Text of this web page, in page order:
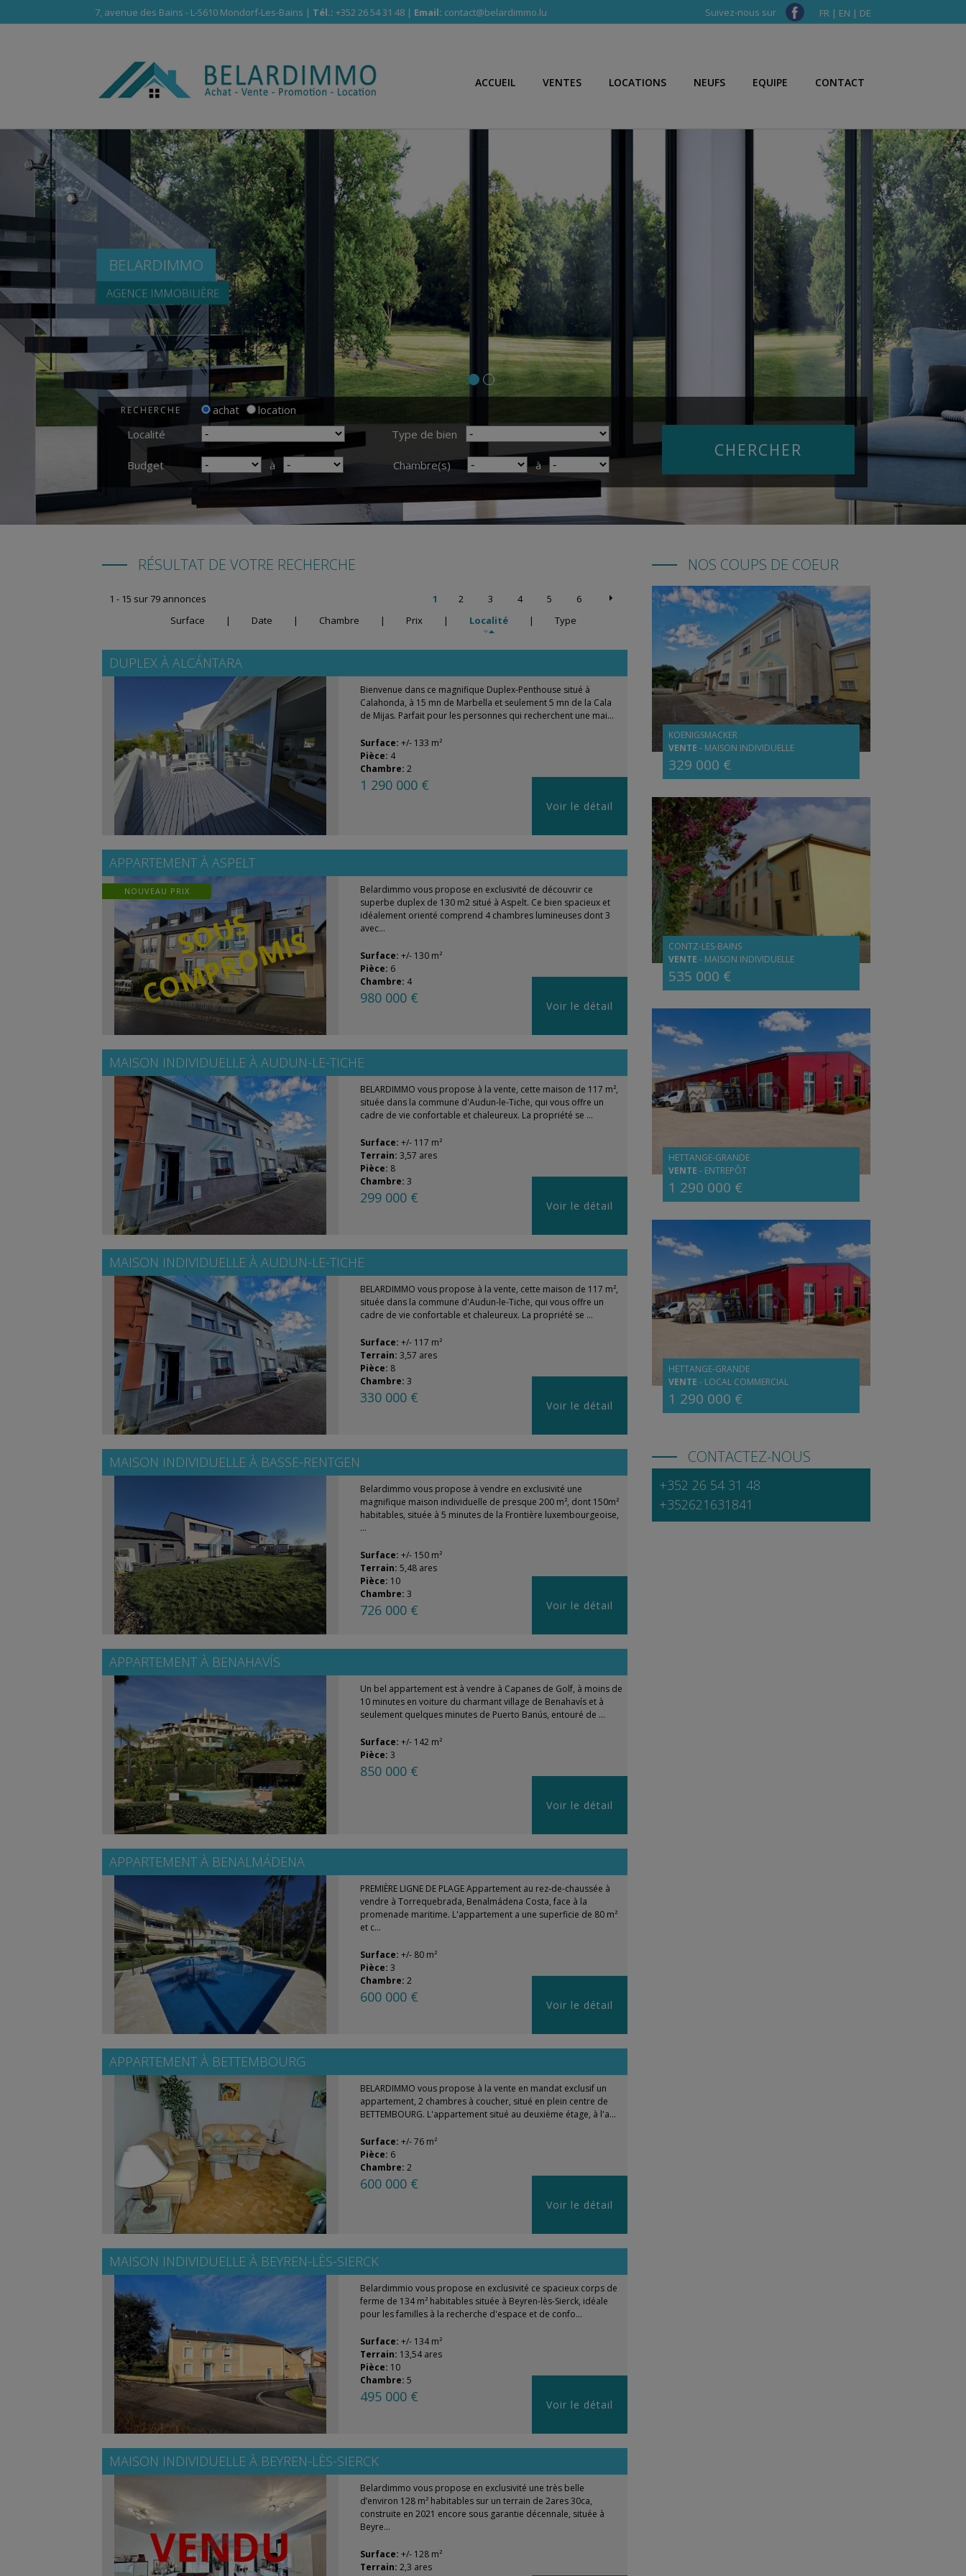
7, avenue des Bains - L-5610 Mondorf-Les-Bains | Tél.: +352 26 54 31 48 | Email: contact@belardimmo.lu Suivez-nous sur FR | EN | DE
ACCUEIL VENTES LOCATIONS NEUFS EQUIPE CONTACT
BELARDIMMO
AGENCE IMMOBILIÈRE
RECHERCHE achat
location
Localité
Type de bien
Budget à Chambre(s) à
RÉSULTAT DE VOTRE RECHERCHE
1 - 15 sur 79 annonces 1 2 3 4 5
6
Surface
| Date | Chambre | Prix | Localité | Type
DUPLEX À ALCÁNTARA
Bienvenue dans ce magnifique Duplex-Penthouse situé à
Calahonda, à 15 mn de Marbella et seulement 5 mn de la Cala
de Mijas. Parfait pour les personnes qui recherchent une mai...
Surface: +/- 133 m²
Pièce: 4
Chambre: 2
1 290 000 €
Voir le détail
APPARTEMENT À ASPELT
NOUVEAU PRIX
Belardimmo vous propose en exclusivité de découvrir ce
superbe duplex de 130 m2 situé à Aspelt. Ce bien spacieux et
idéalement orienté comprend 4 chambres lumineuses dont 3
avec...
Surface: +/- 130 m²
Pièce: 6
Chambre: 4
980 000 € Voir le détail
MAISON INDIVIDUELLE À AUDUN-LE-TICHE
BELARDIMMO vous propose à la vente, cette maison de 117 m²,
située dans la commune d'Audun-le-Tiche, qui vous offre un
cadre de vie confortable et chaleureux. La propriété se ...
Surface: +/- 117 m²
Terrain: 3,57 ares
Pièce: 8
Chambre: 3
299 000 € Voir le détail
MAISON INDIVIDUELLE À AUDUN-LE-TICHE
BELARDIMMO vous propose à la vente, cette maison de 117 m²,
située dans la commune d'Audun-le-Tiche, qui vous offre un
cadre de vie confortable et chaleureux. La propriété se ...
Surface: +/- 117 m²
Terrain: 3,57 ares
Pièce: 8
Chambre: 3
330 000 € Voir le détail
MAISON INDIVIDUELLE À BASSE-RENTGEN
Belardimmo vous propose à vendre en exclusivité une
magnifique maison individuelle de presque 200 m², dont 150m²
habitables, située à 5 minutes de la Frontière luxembourgeoise,
...
Surface: +/- 150 m²
Terrain: 5,48 ares
Pièce: 10
Chambre: 3
726 000 € Voir le détail
APPARTEMENT À BENAHAVÍS
Un bel appartement est à vendre à Capanes de Golf, à moins de
10 minutes en voiture du charmant village de Benahavís et à
seulement quelques minutes de Puerto Banús, entouré de ...
Surface: +/- 142 m²
Pièce: 3
850 000 €
Voir le détail
APPARTEMENT À BENALMÁDENA
PREMIÈRE LIGNE DE PLAGE Appartement au rez-de-chaussée à
vendre à Torrequebrada, Benalmádena Costa, face à la
promenade maritime. L'appartement a une superficie de 80 m²
et c...
Surface: +/- 80 m²
Pièce: 3
Chambre: 2
600 000 € Voir le détail
APPARTEMENT À BETTEMBOURG
BELARDIMMO vous propose à la vente en mandat exclusif un
appartement, 2 chambres à coucher, situé en plein centre de
BETTEMBOURG. L'appartement situé au deuxième étage, à l'a...
Surface: +/- 76 m²
Pièce: 6
Chambre: 2
600 000 €
Voir le détail
MAISON INDIVIDUELLE À BEYREN-LÈS-SIERCK
Belardimmio vous propose en exclusivité ce spacieux corps de
ferme de 134 m² habitables située à Beyren-lès-Sierck, idéale
pour les familles à la recherche d'espace et de confo...
Surface: +/- 134 m²
Terrain: 13,54 ares
Pièce: 10
Chambre: 5
495 000 € Voir le détail
MAISON INDIVIDUELLE À BEYREN-LÈS-SIERCK
Belardimmo vous propose en exclusivité une très belle
d’environ 128 m² habitables sur un terrain de 2ares 30ca,
construite en 2021 encore sous garantie décennale, située à
Beyre...
Surface: +/- 128 m²
Terrain: 2,3 ares
NOS COUPS DE COEUR
KOENIGSMACKER
VENTE - MAISON INDIVIDUELLE
329 000 €
CONTZ-LES-BAINS
VENTE - MAISON INDIVIDUELLE
535 000 €
HETTANGE-GRANDE
VENTE - ENTREPÔT
1 290 000 €
HETTANGE-GRANDE
VENTE - LOCAL COMMERCIAL
1 290 000 €
CONTACTEZ-NOUS
+352 26 54 31 48
+352621631841